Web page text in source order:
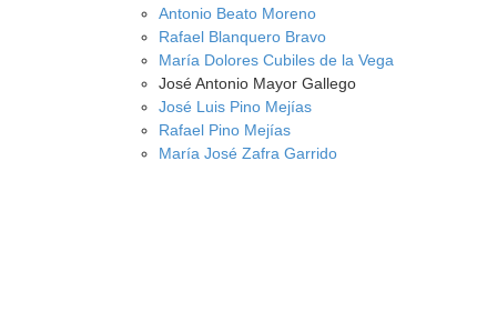
Antonio Beato Moreno
Rafael Blanquero Bravo
María Dolores Cubiles de la Vega
José Antonio Mayor Gallego
José Luis Pino Mejías
Rafael Pino Mejías
María José Zafra Garrido